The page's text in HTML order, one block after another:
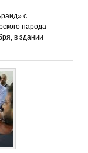
с
народа
в здании